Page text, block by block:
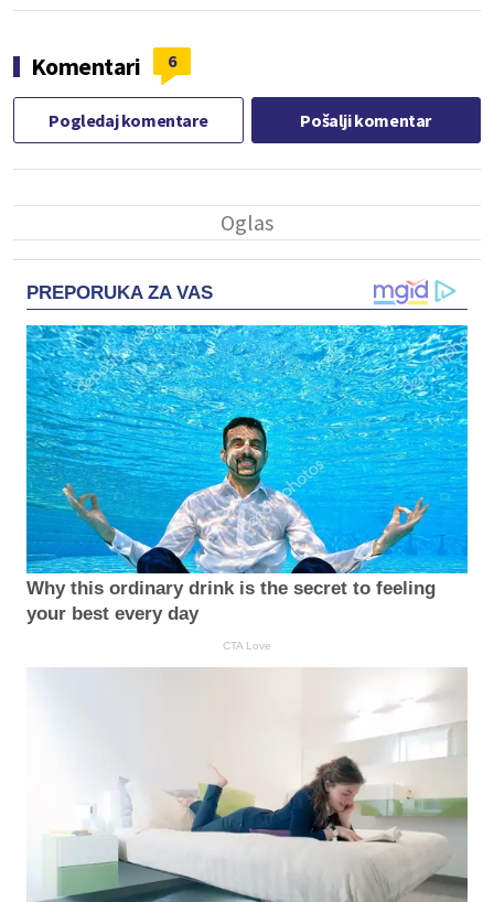
Komentari 6
Pogledaj komentare Pošalji komentar
PREPORUKA ZA VAS
Why this ordinary drink is the secret to feeling
your best every day
CTA Love